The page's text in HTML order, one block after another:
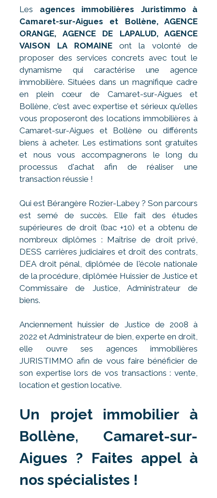
Les agences immobilières Juristimmo à
Camaret-sur-Aigues
et Bollène, AGENCE
ORANGE, AGENCE DE LAPALUD, AGENCE
VAISON LA ROMAINE ont la volonté de
proposer des services concrets avec tout le
dynamisme qui caractérise une agence
immobilière. Situées dans un magnifique cadre
en plein cœur de Camaret-sur-Aigues et
Bollène, c'est avec expertise et sérieux qu'elles
vous proposeront des locations immobilières à
Camaret-sur-Aigues et Bollène ou différents
biens à acheter. Les estimations sont gratuites
et nous vous accompagnerons le long du
processus d'achat afin de réaliser une
transaction réussie !
Qui est Bérangère Rozier-Labey ? Son parcours
est semé de succès. Elle fait des études
supérieures de droit (bac +10) et a obtenu de
nombreux diplômes : Maîtrise de droit privé,
DESS carrières judiciaires et droit des contrats,
DEA droit pénal, diplômée de l'école nationale
de la procédure, diplômée Huissier de Justice et
Commissaire de Justice, Administrateur de
biens.
Anciennement huissier de Justice de 2008 à
2022 et Administrateur de bien, experte en droit,
elle ouvre ses agences immobilières
JURISTIMMO afin de vous faire bénéficier de
son expertise lors de vos transactions : vente,
location et gestion locative.
Un projet immobilier à
Bollène, Camaret-sur-
Aigues ? Faites appel à
nos spécialistes !